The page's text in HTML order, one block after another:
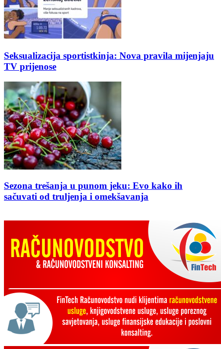
Seksualizacija sportistkinja: Nova pravila mijenjaju
TV prijenose
Sezona trešanja u punom jeku: Evo kako ih
sačuvati od truljenja i omekšavanja